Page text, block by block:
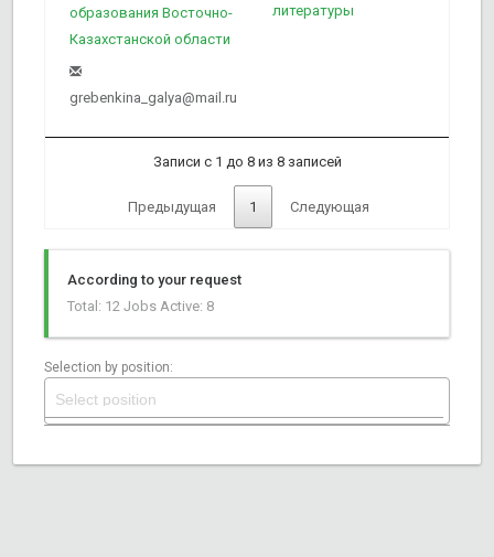
образования Восточно-
Казахстанской области
grebenkina_galya@mail.ru
литературы
Записи с 1 до 8 из 8 записей
Предыдущая 1 Следующая
According to your request
Total: 12 Jobs Active: 8
Selection by position: